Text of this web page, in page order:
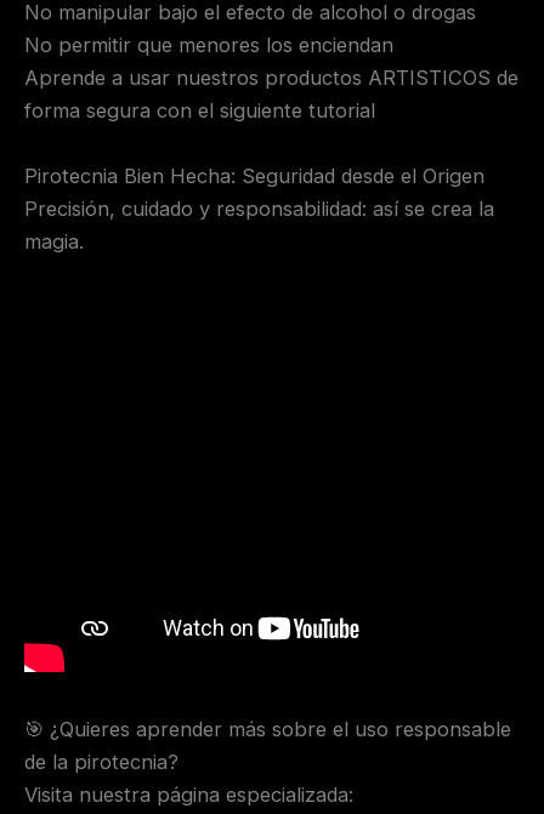
No manipular bajo el efecto de alcohol o drogas
No permitir que menores los enciendan
Aprende a usar nuestros productos ARTISTICOS de
forma segura con el siguiente tutorial
Pirotecnia Bien Hecha: Seguridad desde el Origen
Precisión, cuidado y responsabilidad: así se crea la
magia.
🎯 ¿Quieres aprender más sobre el uso responsable
de la pirotecnia?
Visita nuestra página especializada: